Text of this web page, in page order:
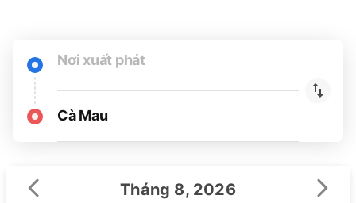
Nơi xuất phát
Cà Mau
Tháng 8, 2026